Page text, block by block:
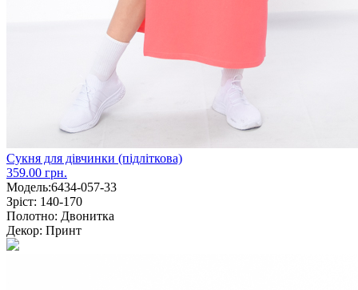
Сукня для дівчинки (підліткова)
359.00 грн.
Модель:6434-057-33
Зріст: 140-170
Полотно: Двонитка
Декор: Принт